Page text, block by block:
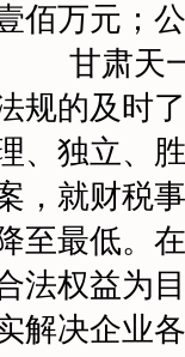
佰万元；
甘肃天
规的及时
、独立、
，就财税
至最低。
法权益为
解决企业